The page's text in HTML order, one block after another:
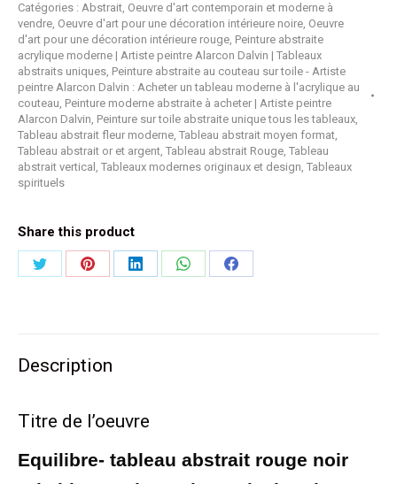
Catégories : Abstrait, Oeuvre d'art contemporain et moderne à
vendre, Oeuvre d'art pour une décoration intérieure noire, Oeuvre
d'art pour une décoration intérieure rouge, Peinture abstraite
acrylique moderne | Artiste peintre Alarcon Dalvin | Tableaux
abstraits uniques, Peinture abstraite au couteau sur toile - Artiste
peintre Alarcon Dalvin : Acheter un tableau moderne à l'acrylique au
couteau, Peinture moderne abstraite à acheter | Artiste peintre
Alarcon Dalvin, Peinture sur toile abstraite unique tous les tableaux,
Tableau abstrait fleur moderne, Tableau abstrait moyen format,
Tableau abstrait or et argent, Tableau abstrait Rouge, Tableau
abstrait vertical , Tableaux modernes originaux et design, Tableaux
spirituels
Share this product
PartagerPartagerPartagerPartagerPartager
Description
Titre de l’oeuvre
Equilibre- tableau abstrait rouge noir